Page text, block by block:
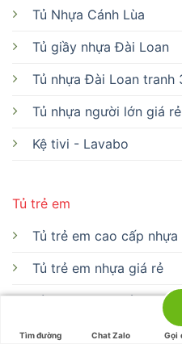
Tủ Nhựa Cánh Lùa
Tủ giầy nhựa Đài Loan
Tủ nhựa Đài Loan tranh
Tủ nhựa người lớn giá rẻ
Kệ tivi - Lavabo
Tủ trẻ em
Tủ trẻ em cao cấp nhựa
Tủ trẻ em nhựa giá rẻ
Bàn học nhựa cứng
Bàn học nhựa CHIN
Tìm đường Chat Zalo Gọi